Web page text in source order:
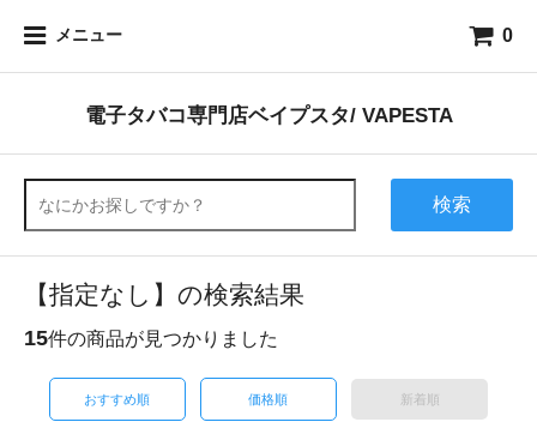
メニュー 0
電子タバコ専門店ベイプスタ/ VAPESTA
検索
【指定なし】の検索結果
15件の商品が見つかりました
おすすめ順 価格順 新着順